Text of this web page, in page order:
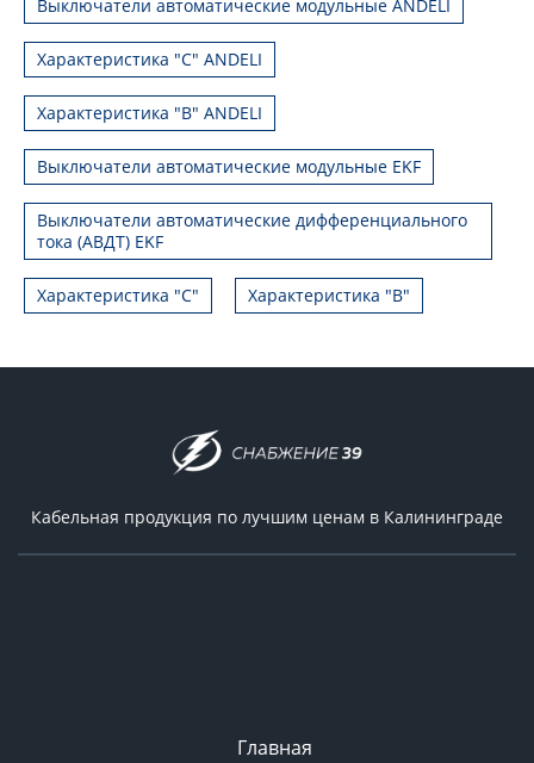
Выключатели автоматические модульные ANDELI
Характеристика "C" ANDELI
Характеристика "B" ANDELI
Выключатели автоматические модульные EKF
Выключатели автоматические дифференциального
тока (АВДТ) EKF
Характеристика "С" Характеристика "B"
Кабельная продукция по лучшим ценам в Калининграде
Главная